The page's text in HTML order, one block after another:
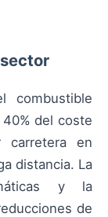
combustible
del coste
carretera en
distancia. La
y la
de